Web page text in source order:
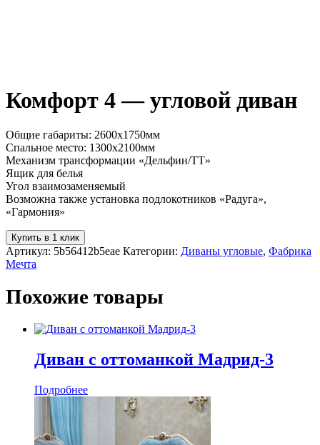
Комфорт 4 — угловой диван
Общие габариты: 2600х1750мм
Спальное место: 1300х2100мм
Механизм трансформации «Дельфин/ТТ»
Ящик для белья
Угол взаимозаменяемый
Возможна также установка подлокотников «Радуга»,
«Гармония»
Купить в 1 клик
Артикул: 5b56412b5eae Категории: Диваны угловые, Фабрика
Мечта
Похожие товары
Диван с оттоманкой Мадрид-3
Подробнее